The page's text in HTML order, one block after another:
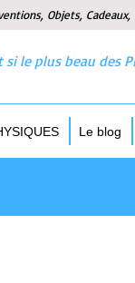
Objets,
si le plus beau des
Le blog